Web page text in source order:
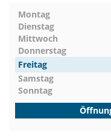
Montag
Dienstag
Mittwoch
Donnerstag
Freitag
Samstag
Sonntag